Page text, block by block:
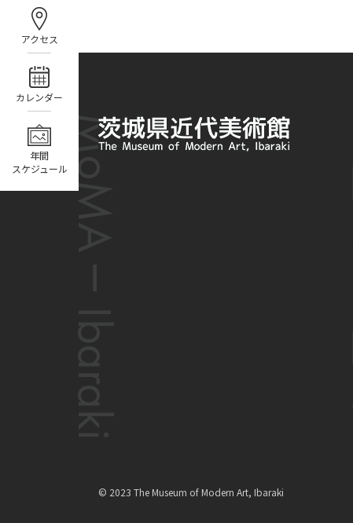
アクセス
カレンダー
年間
スケジュール
© 2023 The Museum of Modern Art, Ibaraki